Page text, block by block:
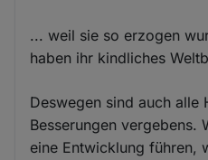
... weil sie so erzogen
haben ihr kindliches
Deswegen sind auch alle
Besserungen vergebens.
eine Entwicklung führen,
Cookies